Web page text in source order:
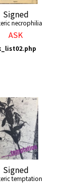
Signed
necrophilia
ASK
Signed
temptation